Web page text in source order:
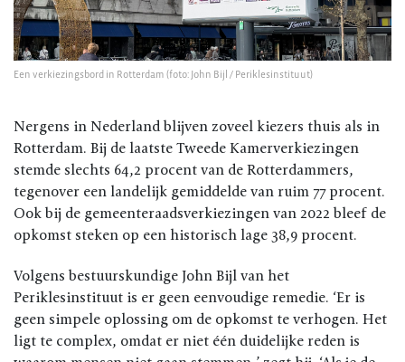
Een verkiezingsbord in Rotterdam (foto: John Bijl / Periklesinstituut)
Nergens in Nederland blijven zoveel kiezers thuis als in
Rotterdam. Bij de laatste Tweede Kamerverkiezingen
stemde slechts 64,2 procent van de Rotterdammers,
tegenover een landelijk gemiddelde van ruim 77 procent.
Ook bij de gemeenteraadsverkiezingen van 2022 bleef de
opkomst steken op een historisch lage 38,9 procent.
Volgens bestuurskundige John Bijl van het
Periklesinstituut is er geen eenvoudige remedie. ‘Er is
geen simpele oplossing om de opkomst te verhogen. Het
ligt te complex, omdat er niet één duidelijke reden is